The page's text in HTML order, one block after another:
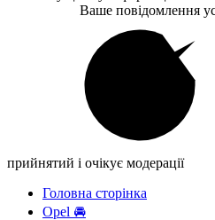
Ваше повідомлення
прийнятий і очікує модерації
Головна сторінка
Opel 🚘